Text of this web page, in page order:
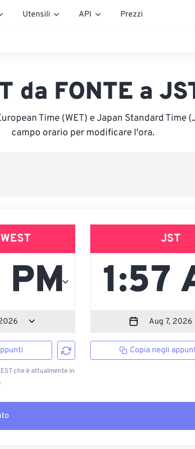
Utensili API Prezzi
da FONTE a
Time (WET) e Japan Standard Time
campo orario per modificare l'ora.
che è attualmente in
JST
Copia negli